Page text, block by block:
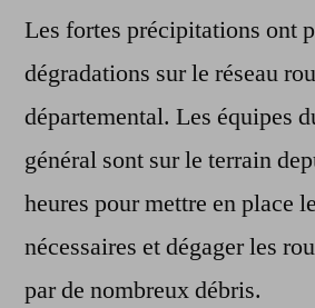
Les fortes précipitations ont
dégradations sur le réseau
départemental. Les équipes
général sont sur le terrain
heures pour mettre en place
nécessaires et dégager les
par de nombreux débris.